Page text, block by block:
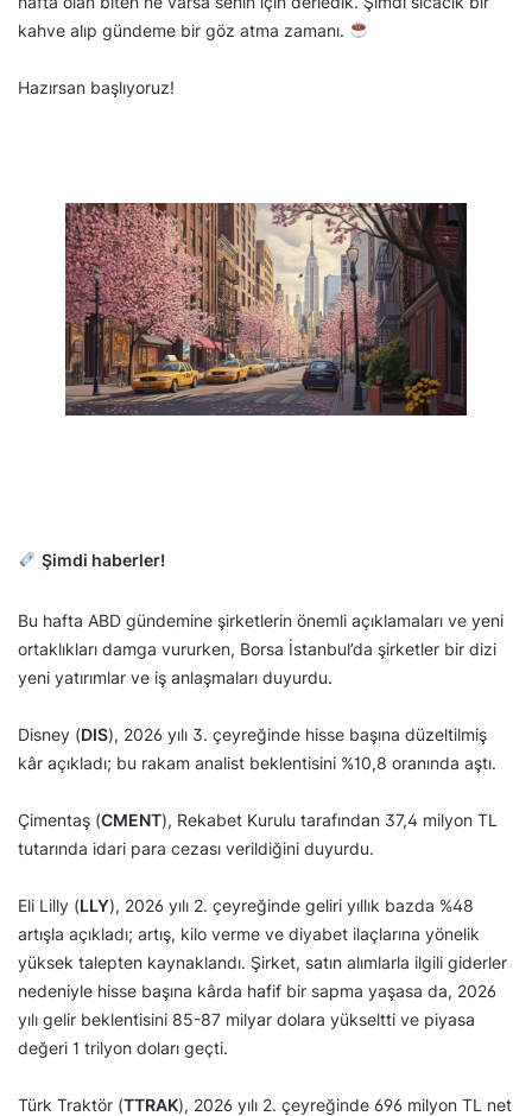
kahve alıp gündeme bir göz atma zamanı.
Hazırsan başlıyoruz!
Şimdi haberler!
Bu hafta ABD gündemine şirketlerin önemli açıklamaları ve yeni
ortaklıkları damga vururken, Borsa İstanbul’da şirketler bir dizi
yeni yatırımlar ve iş anlaşmaları duyurdu.
Disney (DIS), 2026 yılı 3. çeyreğinde hisse başına düzeltilmiş
kâr açıkladı; bu rakam analist beklentisini %10,8 oranında aştı.
Çimentaş (CMENT), Rekabet Kurulu tarafından 37,4 milyon TL
tutarında idari para cezası verildiğini duyurdu.
Eli Lilly (LLY), 2026 yılı 2. çeyreğinde geliri yıllık bazda %48
artışla açıkladı; artış, kilo verme ve diyabet ilaçlarına yönelik
yüksek talepten kaynaklandı. Şirket, satın alımlarla ilgili giderler
nedeniyle hisse başına kârda hafif bir sapma yaşasa da, 2026
yılı gelir beklentisini 85-87 milyar dolara yükseltti ve piyasa
değeri 1 trilyon doları geçti.
Türk Traktör (TTRAK), 2026 yılı 2. çeyreğinde 696 milyon TL net